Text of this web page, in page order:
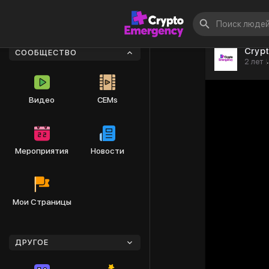
СООБЩЕСТВО
Видео CEMs
Мероприятия Новости
Мои Страницы
ДРУГОЕ
2 лет ·